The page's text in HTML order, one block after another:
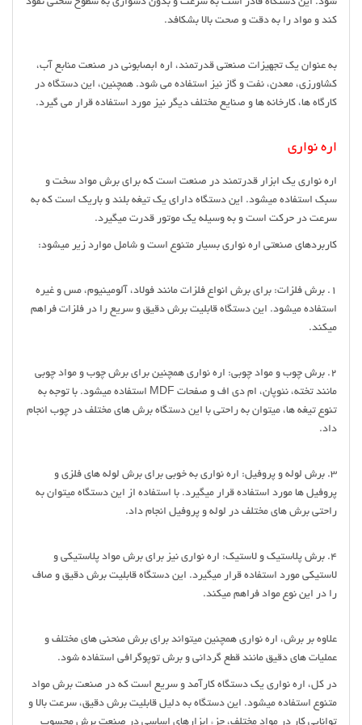
کند و مواد را به دقت و صحت بالا بشکافد.
به عنوان یک تجهیزات صنعتی قدرتمند، اره ابصابونی در صنعت منابع آب،
کشاورزی، معدن، نفت و گاز نیز استفاده می شود. همچنین، این دستگاه در
کارگاه ها، کارخانه ها و صنایع مختلف دیگر نیز مورد استفاده قرار می گیرد.
اره نواری
اره نواری یک ابزار قدرتمند در صنعت است که برای برش مواد سخت و
سبک استفاده میشود. این دستگاه دارای یک تیغه بلند و باریک است که به
سرعت در حرکت است و به وسیله یک موتور قدرت میگیرد.
کاربردهای صنعتی اره نواری بسیار متنوع است و شامل موارد زیر میشود:
1. برش فلزات: برای برش انواع فلزات مانند فولاد، آلومینیوم، مس و غیره
استفاده میشود. این دستگاه قابلیت برش دقیق و سریع را در فلزات فراهم
میکند.
2. برش چوب و مواد چوبی: اره نواری همچنین برای برش چوب و مواد چوبی
مانند تخته، نئوپان، ام دی اف و صفحات MDF استفاده میشود. با توجه به
تنوع تیغه ها، میتوان به راحتی با این دستگاه برش های مختلف در چوب انجام
داد.
3. برش لوله و پروفیل: اره نواری به خوبی برای برش لوله های فلزی و
پروفیل ها مورد استفاده قرار میگیرد. با استفاده از این دستگاه میتوان به
راحتی برش های مختلف در لوله و پروفیل انجام داد.
4. برش پلاستیک و لاستیک: اره نواری نیز برای برش مواد پلاستیکی و
لاستیکی مورد استفاده قرار میگیرد. این دستگاه قابلیت برش دقیق و صاف
را در این نوع مواد فراهم میکند.
علاوه بر برش، اره نواری همچنین میتواند برای برش منحنی های مختلف و
عملیات های دقیق مانند قطع گردانی و برش توپوگرافی استفاده شود.
در کل، اره نواری یک دستگاه کارآمد و سریع است که در صنعت برش مواد
متنوع استفاده میشود. این دستگاه به دلیل قابلیت برش دقیق، سرعت بالا و
توانایی کار در مواد مختلف، جزء ابزارهای اساسی در صنعت برش محسوب